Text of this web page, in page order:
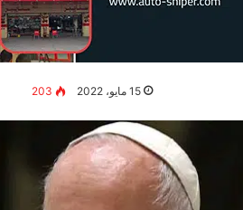
15 مايو، 2022 203